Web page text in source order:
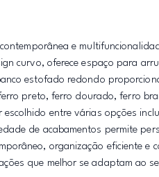
e
curvo, oferece espaço para
estofado redondo
preto, ferro dourado, ferro
entre várias opções
de acabamentos permite
organização eficiente
que melhor se adaptam ao